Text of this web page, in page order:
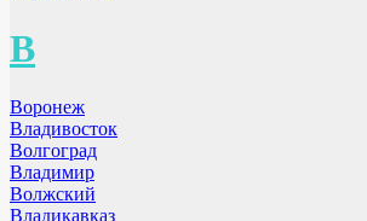
В
Воронеж
Владивосток
Волгоград
Владимир
Волжский
Владикавказ